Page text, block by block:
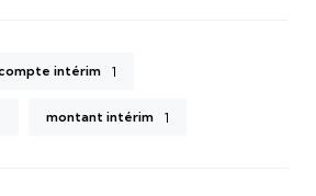
intérim 1
montant intérim 1